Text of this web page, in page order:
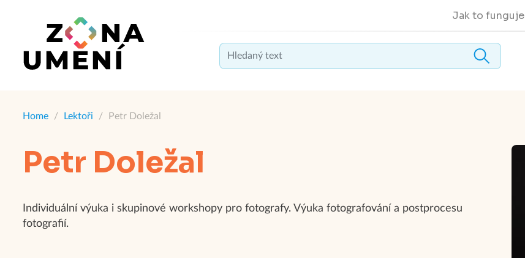
Jak to funguje
Home / Lektoři / Petr Doležal
Petr Doležal
Individuální výuka i skupinové workshopy pro fotografy. Výuka fotografování a postprocesu
fotografií.